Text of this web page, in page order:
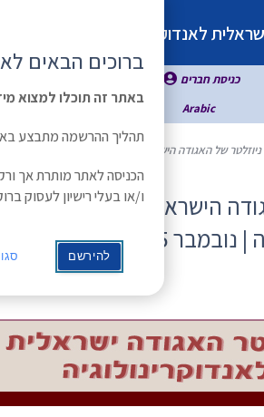
האגודה הישראלית
מידע רב אשר חלקו זמין לחברי אגודה רשומים
באמצעות טופס מתאים באתר
לרופאים/ות בעלי רישיון לעסוק ברפואה
ברוקחות ו/או אדם הנמנה על צוות רפואי או מחקר
סגור